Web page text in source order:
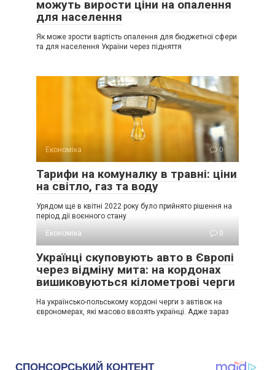
можуть вирости ціни на опалення
для населення
Як може зрости вартість опалення для бюджетної сфери
та для населення України через підняття
Економіка 0
Тарифи на комуналку в травні: ціни
на світло, газ та воду
Урядом ще в квітні 2022 року було прийнято рішення на
період дії воєнного стану
Економіка
0
Українці скуповують авто в Європі
через відміну мита: на кордонах
вишиковуються кілометрові черги
На українсько-польському кордоні черги з автівок на
єврономерах, які масово ввозять українці. Адже зараз